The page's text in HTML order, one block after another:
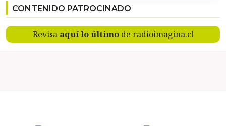
CONTENIDO PATROCINADO
Revisa aquí lo últimode radioimagina.cl